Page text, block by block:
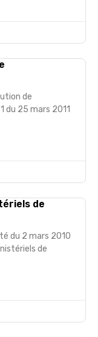
de
du 25 mars 2011
de
du 2 mars 2010
de